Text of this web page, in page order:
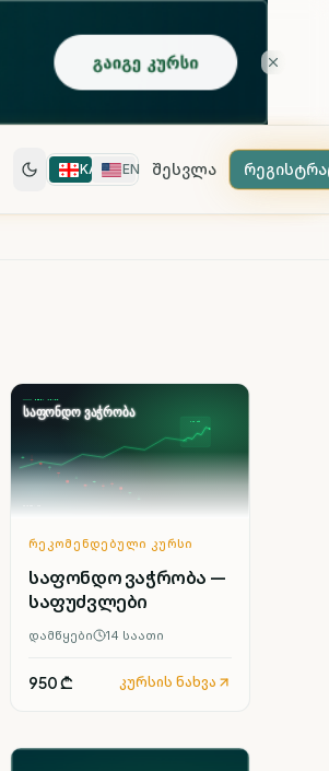
KA EN შესვლა
ᲠᲔᲙᲝᲛᲔᲜᲓᲔᲑᲣᲚᲘ ᲙᲣᲠᲡᲘ
საფონდო ვაჭრობა —
საფუძვლები
დამწყები 14 საათი
950 ₾ კურსის ნახვა